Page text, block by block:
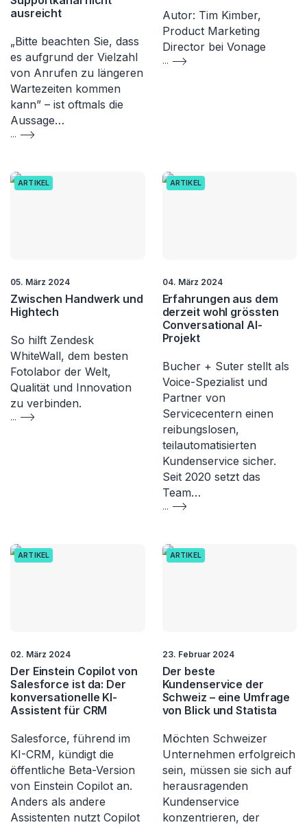
ausreicht
„Bitte beachten Sie, dass
es aufgrund der Vielzahl
von Anrufen zu längeren
Wartezeiten kommen
kann” – ist oftmals die
Aussage…
...
Autor: Tim Kimber,
Product Marketing
Director bei Vonage
...
ARTIKEL
05. März 2024
Zwischen Handwerk und
Hightech
So hilft Zendesk
WhiteWall, dem besten
Fotolabor der Welt,
Qualität und Innovation
zu verbinden.
...
ARTIKEL
04. März 2024
Erfahrungen aus dem
derzeit wohl grössten
Conversational AI-
Projekt
Bucher + Suter stellt als
Voice-Spezialist und
Partner von
Servicecentern einen
reibungslosen,
teilautomatisierten
Kundenservice sicher.
Seit 2020 setzt das
Team…
...
ARTIKEL
02. März 2024
Der Einstein Copilot von
Salesforce ist da: Der
konversationelle KI-
Assistent für CRM
Salesforce, führend im
KI-CRM, kündigt die
öffentliche Beta-Version
von Einstein Copilot an.
Anders als andere
Assistenten nutzt Copilot
ARTIKEL
23. Februar 2024
Der beste
Kundenservice der
Schweiz – eine Umfrage
von Blick und Statista
Möchten Schweizer
Unternehmen erfolgreich
sein, müssen sie sich auf
herausragenden
Kundenservice
konzentrieren, der